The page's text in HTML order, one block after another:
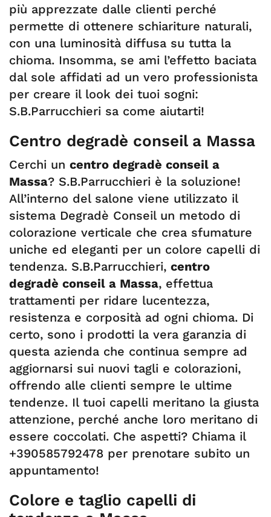
più apprezzate dalle clienti perché
permette di ottenere schiariture naturali,
con una luminosità diffusa su tutta la
chioma. Insomma, se ami l’effetto baciata
dal sole affidati ad un vero professionista
per creare il look dei tuoi sogni:
S.B.Parrucchieri sa come aiutarti!
Centro degradè conseil a Massa
Cerchi un centro degradè conseil a
Massa? S.B.Parrucchieri è la soluzione!
All’interno del salone viene utilizzato il
sistema Degradè Conseil un metodo di
colorazione verticale che crea sfumature
uniche ed eleganti per un colore capelli di
tendenza. S.B.Parrucchieri, centro
degradè conseil a Massa, effettua
trattamenti per ridare lucentezza,
resistenza e corposità ad ogni chioma. Di
certo, sono i prodotti la vera garanzia di
questa azienda che continua sempre ad
aggiornarsi sui nuovi tagli e colorazioni,
offrendo alle clienti sempre le ultime
tendenze. Il tuoi capelli meritano la giusta
attenzione, perché anche loro meritano di
essere coccolati. Che aspetti? Chiama il
+390585792478 per prenotare subito un
appuntamento!
Colore e taglio capelli di